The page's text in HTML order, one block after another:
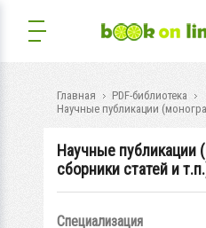
Главная
PDF-библиотека
Научные публикации
Научные публикации
сборники статей и
Специализация